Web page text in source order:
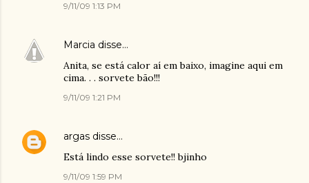
9/11/09 1:13 PM
Marcia disse…
Anita, se está calor aí em baixo, imagine aqui em
cima. . . sorvete bão!!!
9/11/09 1:21 PM
argas disse…
Está lindo esse sorvete!! bjinho
9/11/09 1:59 PM